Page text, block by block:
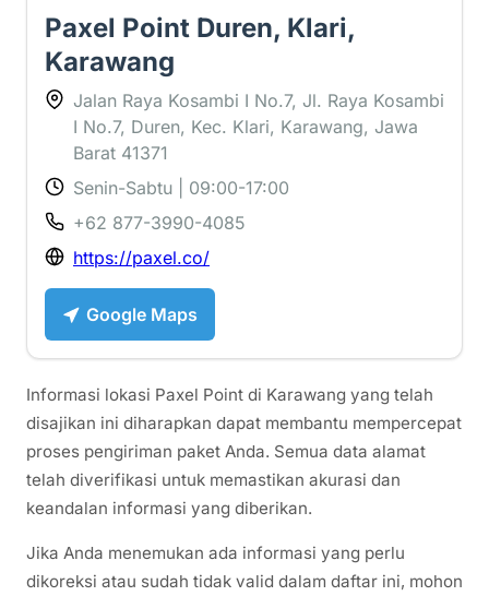
Paxel Point Duren, Klari,
Karawang
Jalan Raya Kosambi I No.7, Jl. Raya Kosambi
I No.7, Duren, Kec. Klari, Karawang, Jawa
Barat 41371
Senin-Sabtu | 09:00-17:00
+62 877-3990-4085
https://paxel.co/
Google Maps
Informasi lokasi Paxel Point di Karawang yang telah
disajikan ini diharapkan dapat membantu mempercepat
proses pengiriman paket Anda. Semua data alamat
telah diverifikasi untuk memastikan akurasi dan
keandalan informasi yang diberikan.
Jika Anda menemukan ada informasi yang perlu
dikoreksi atau sudah tidak valid dalam daftar ini, mohon